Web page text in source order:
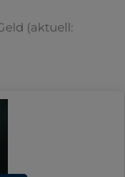
(aktuell: